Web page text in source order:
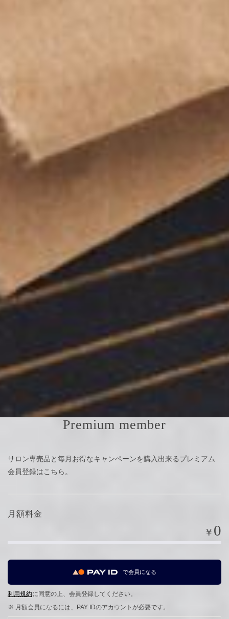
Premium member
サロン専売品と毎月お得なキャンペーンを購入出来るプレミアム
会員登録はこちら。
月額料金
￥ 0
で会員になる
利用規約に同意の上、会員登録してください。
※ 月額会員になるには、PAY IDのアカウントが必要です。